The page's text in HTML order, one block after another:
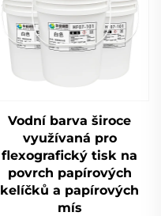
Vodní barva široce
využívaná pro
flexografický tisk na
povrch papírových
kelíčků a papírových
mís